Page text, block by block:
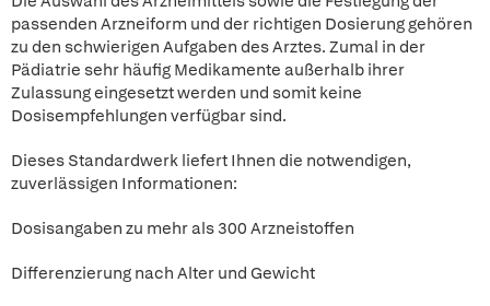
passenden Arzneiform und der richtigen Dosierung gehören
zu den schwierigen Aufgaben des Arztes. Zumal in der
Pädiatrie sehr häufig Medikamente außerhalb ihrer
Zulassung eingesetzt werden und somit keine
Dosisempfehlungen verfügbar sind.
Dieses Standardwerk liefert Ihnen die notwendigen,
zuverlässigen Informationen:
Dosisangaben zu mehr als 300 Arzneistoffen
Differenzierung nach Alter und Gewicht